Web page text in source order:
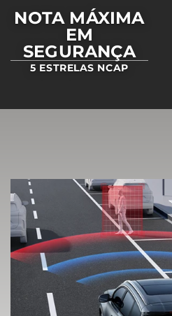
NOTA MÁXIMA
EM
SEGURANÇA
5 ESTRELAS NCAP